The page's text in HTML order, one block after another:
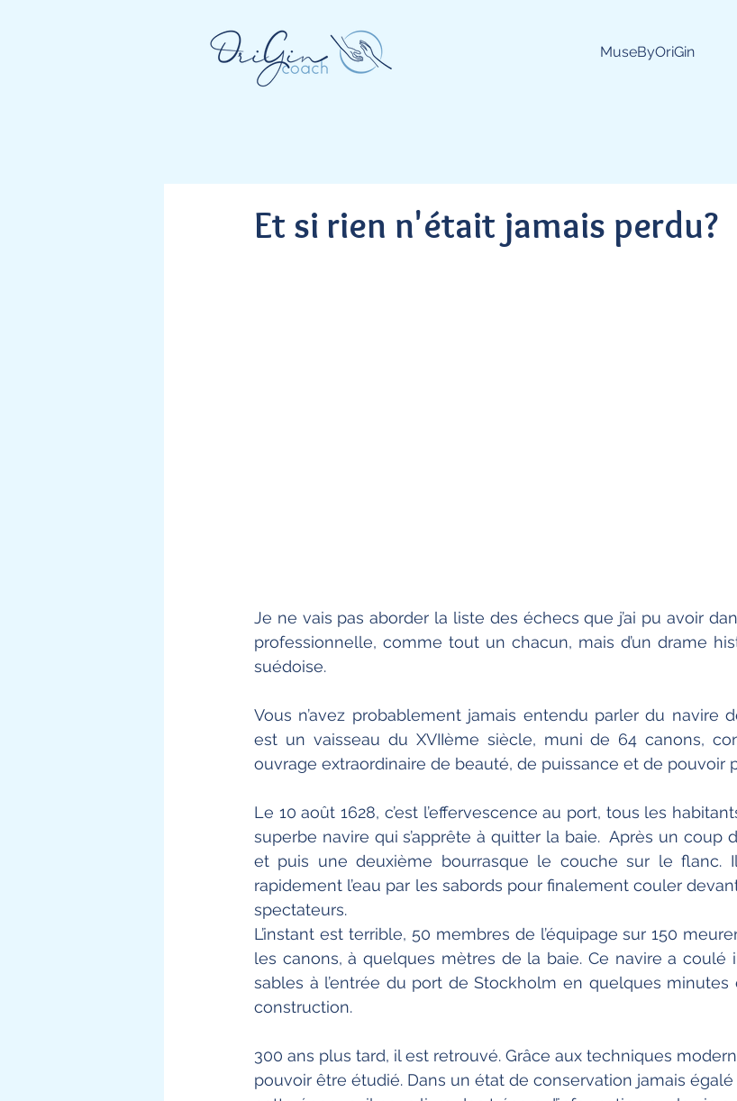
MuseByOriGin
Et si rien n'était jamais perdu?
Je ne vais pas aborder la liste des échecs que j’ai pu avoir
professionnelle, comme tout un chacun, mais d’un drame
suédoise.
Vous n’avez probablement jamais entendu parler du navire
est un vaisseau du XVIIème siècle, muni de 64 canons,
ouvrage extraordinaire de beauté, de puissance et de pouvoir
Le 10 août 1628, c’est l’effervescence au port, tous les
superbe navire qui s’apprête à quitter la baie.  Après un coup
et puis une deuxième bourrasque le couche sur le flanc.
rapidement l’eau par les sabords pour finalement couler
spectateurs.
L’instant est terrible, 50 membres de l’équipage sur 150
les canons, à quelques mètres de la baie. Ce navire a coulé
sables à l’entrée du port de Stockholm en quelques
construction.
300 ans plus tard, il est retrouvé. Grâce aux techniques
pouvoir être étudié. Dans un état de conservation jamais